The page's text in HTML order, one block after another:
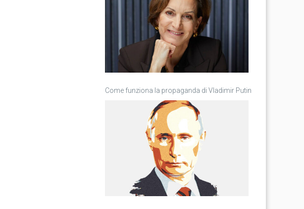
Come funziona la propaganda di Vladimir Putin